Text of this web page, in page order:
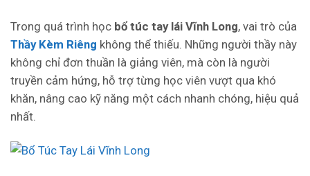
Trong quá trình học bổ túc tay lái Vĩnh Long, vai trò của
Thầy Kèm Riêng không thể thiếu. Những người thầy này
không chỉ đơn thuần là giảng viên, mà còn là người
truyền cảm hứng, hỗ trợ từng học viên vượt qua khó
khăn, nâng cao kỹ năng một cách nhanh chóng, hiệu quả
nhất.